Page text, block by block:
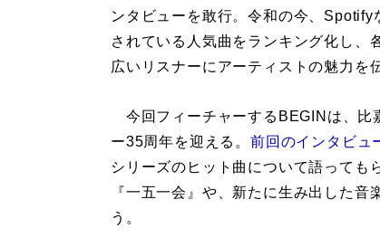
ンタビューを敢行。令和の今、Spotify
されている人気曲をランキング化し、
広いリスナーにアーティストの魅力を
今回フィーチャーするBEGINは、比
ー35周年を迎える。 前回のインタビュ
シリーズのヒット曲について語っても
『一五一会』や、新たに生み出した
う。